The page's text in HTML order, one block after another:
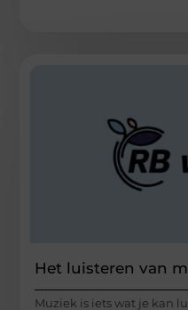
Het luisteren van
Muziek is iets wat je kan